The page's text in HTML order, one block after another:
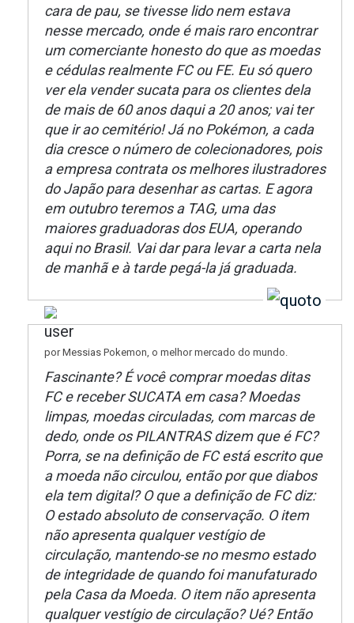
cara de pau, se tivesse lido nem estava
nesse mercado, onde é mais raro encontrar
um comerciante honesto do que as moedas
e cédulas realmente FC ou FE. Eu só quero
ver ela vender sucata para os clientes dela
de mais de 60 anos daqui a 20 anos; vai ter
que ir ao cemitério! Já no Pokémon, a cada
dia cresce o número de colecionadores, pois
a empresa contrata os melhores ilustradores
do Japão para desenhar as cartas. E agora
em outubro teremos a TAG, uma das
maiores graduadoras dos EUA, operando
aqui no Brasil. Vai dar para levar a carta nela
de manhã e à tarde pegá-la já graduada.
por Messias Pokemon, o melhor mercado do mundo.
Fascinante? É você comprar moedas ditas
FC e receber SUCATA em casa? Moedas
limpas, moedas circuladas, com marcas de
dedo, onde os PILANTRAS dizem que é FC?
Porra, se na definição de FC está escrito que
a moeda não circulou, então por que diabos
ela tem digital? O que a definição de FC diz:
O estado absoluto de conservação. O item
não apresenta qualquer vestígio de
circulação, mantendo-se no mesmo estado
de integridade de quando foi manufaturado
pela Casa da Moeda. O item não apresenta
qualquer vestígio de circulação? Ué? Então